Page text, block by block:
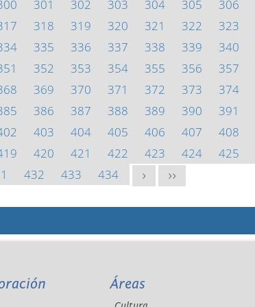
301 302 303 304 305 306
318 319 320 321 322 323
335 336 337 338 339 340
352 353 354 355 356 357
369 370 371 372 373 374
386 387 388 389 390 391
403 404 405 406 407 408
420 421 422 423 424 425
432 433 434 > >>
Áreas